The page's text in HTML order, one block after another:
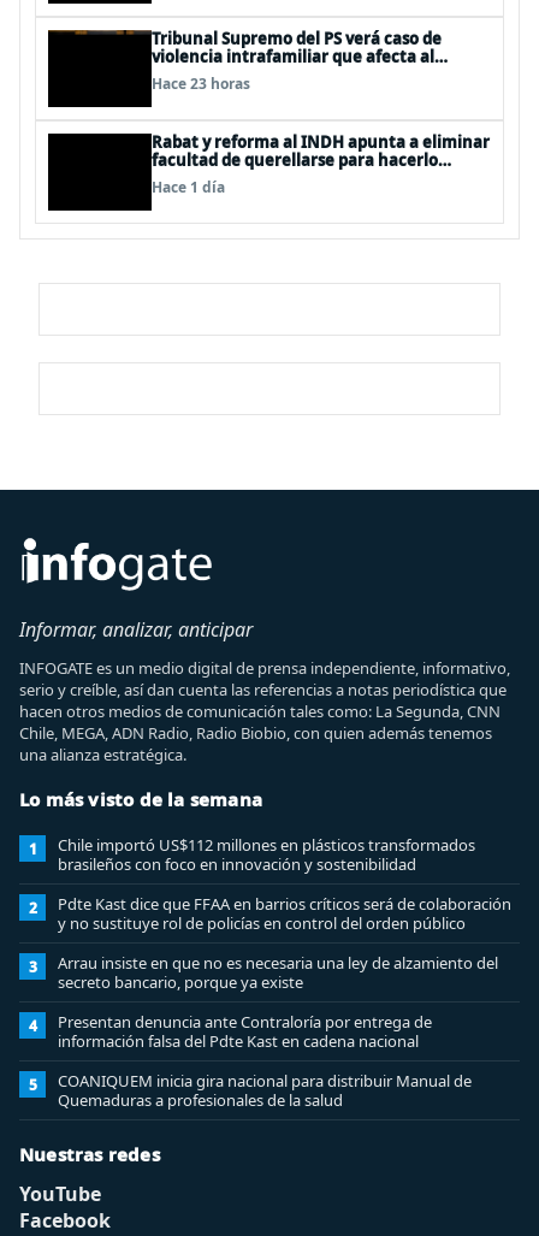
Tribunal Supremo del PS verá caso de
violencia intrafamiliar que afecta al
senador Fidel Espinoza
Hace 23 horas
Rabat y reforma al INDH apunta a eliminar
facultad de querellarse para hacerlo
“consultivo”
Hace 1 día
Informar, analizar, anticipar
INFOGATE es un medio digital de prensa independiente, informativo,
serio y creíble, así dan cuenta las referencias a notas periodística que
hacen otros medios de comunicación tales como: La Segunda, CNN
Chile, MEGA, ADN Radio, Radio Biobio, con quien además tenemos
una alianza estratégica.
Lo más visto de la semana
1
Chile importó US$112 millones en plásticos transformados
brasileños con foco en innovación y sostenibilidad
2
Pdte Kast dice que FFAA en barrios críticos será de colaboración
y no sustituye rol de policías en control del orden público
3
Arrau insiste en que no es necesaria una ley de alzamiento del
secreto bancario, porque ya existe
4
Presentan denuncia ante Contraloría por entrega de
información falsa del Pdte Kast en cadena nacional
5
COANIQUEM inicia gira nacional para distribuir Manual de
Quemaduras a profesionales de la salud
Nuestras redes
YouTube
Facebook